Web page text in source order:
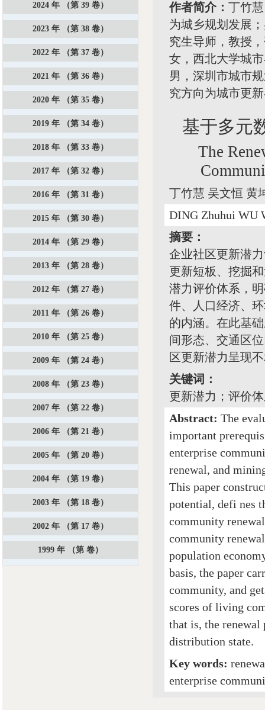
作者简介： 丁竹
为城乡规划发展
究生导师，教授
女，西北大学城
男，深圳市城市
究方向为城市更
基于多元
The
丁竹慧 吴文恒 黄
DING Zhuhui WU
摘要：
企业社区更新潜
更新短板、挖掘
潜力评价体系，
件、人口经济、
的内涵。在此基
间形态、交通区
区更新潜力呈现
关键词：
更新潜力；评价
Abstract: The
important
enterprise
renewal, and
This paper
potential, defi nes
community
community
population
basis, the paper
community, and
scores of living
that is, the renewal
distribution state.
Key words:
enterprise
2024 年 （第 39 卷）
2023 年 （第 38 卷）
2022 年 （第 37 卷）
2021 年 （第 36 卷）
2020 年 （第 35 卷）
2019 年 （第 34 卷）
2018 年 （第 33 卷）
2017 年 （第 32 卷）
2016 年 （第 31 卷）
2015 年 （第 30 卷）
2014 年 （第 29 卷）
2013 年 （第 28 卷）
2012 年 （第 27 卷）
2011 年 （第 26 卷）
2010 年 （第 25 卷）
2009 年 （第 24 卷）
2008 年 （第 23 卷）
2007 年 （第 22 卷）
2006 年 （第 21 卷）
2005 年 （第 20 卷）
2004 年 （第 19 卷）
2003 年 （第 18 卷）
2002 年 （第 17 卷）
1999 年 （第 卷）